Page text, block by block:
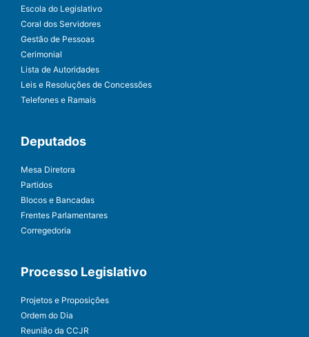
Escola do Legislativo
Coral dos Servidores
Gestão de Pessoas
Cerimonial
Lista de Autoridades
Leis e Resoluções de Concessões
Telefones e Ramais
Deputados
Mesa Diretora
Partidos
Blocos e Bancadas
Frentes Parlamentares
Corregedoria
Processo Legislativo
Projetos e Proposições
Ordem do Dia
Reunião da CCJR